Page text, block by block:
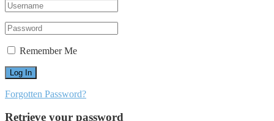
Remember Me
Forgotten Password?
Retrieve your password